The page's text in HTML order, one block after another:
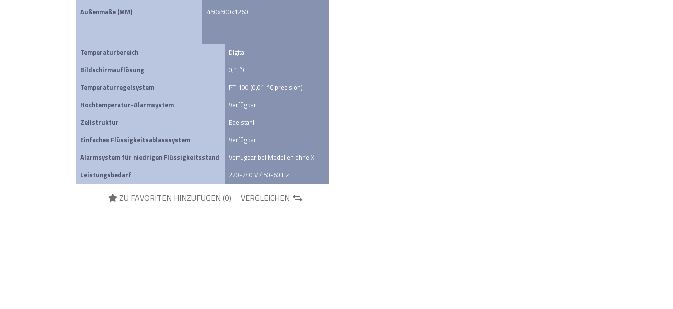
Außenmaße (MM)
450x500x1260
Temperaturbereich
Digital
Bildschirmauflösung
0,1 °C
Temperaturregelsystem
PT-100 (0,01 °C precision)
Hochtemperatur-Alarmsystem
Verfügbar
Zellstruktur
Edelstahl
Einfaches Flüssigkeitsablasssystem
Verfügbar
Alarmsystem für niedrigen Flüssigkeitsstand
Verfügbar bei Modellen ohne X.
Leistungsbedarf
220-240 V / 50-60 Hz
ZU FAVORITEN HINZUFÜGEN (0) VERGLEICHEN